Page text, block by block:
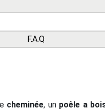
F.A.Q
cheminée, un poêle a